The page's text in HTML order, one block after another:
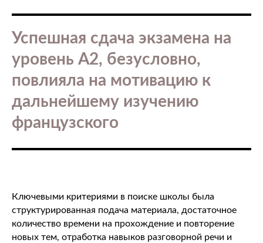
Успешная сдача экзамена на
уровень A2, безусловно,
повлияла на мотивацию к
дальнейшему изучению
французского
Ключевыми критериями в поиске школы была
структурированная подача материала, достаточное
количество времени на прохождение и повторение
новых тем, отработка навыков разговорной речи и